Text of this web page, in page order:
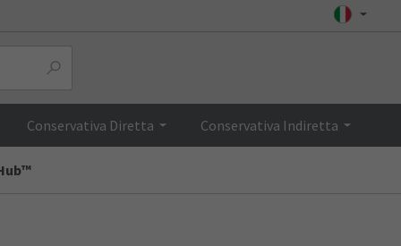
Conservativa Diretta Conservativa Indiretta